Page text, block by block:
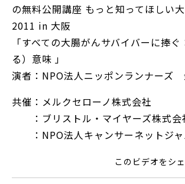
の無料公開講座 もっと知ってほしい
2011 in 大阪
「すべての大腸がんサバイバーに捧
る）意味 」
演者：NPO法人ニッポンランナーズ
共催：メルクセローノ株式会社
：ブリストル・マイヤーズ株式
：NPO法人キャンサーネットジャ
このビデオをシェ